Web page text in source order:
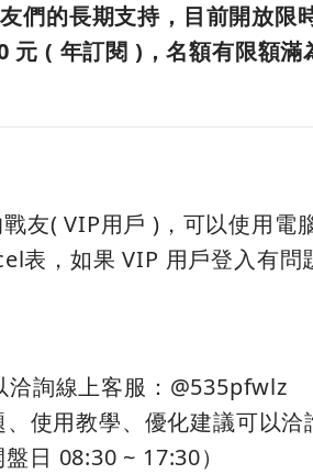
們的長期支持，目前開放限
元 ( 年訂閱 )，名額有限額滿
友( VIP用戶 )，可以使用電
表，如果 VIP 用戶登入有
詢線上客服：@535pfwlz
使用教學、優化建議可以
日 08:30 ~ 17:30）